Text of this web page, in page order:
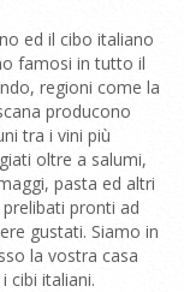
ed il cibo italiano
famosi in tutto il
regioni come la
producono
tra i vini più
oltre a salumi,
pasta ed altri
prelibati pronti ad
gustati. Siamo in
la vostra casa
cibi italiani.